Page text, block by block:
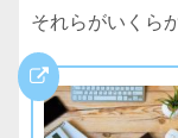
それらがいくら